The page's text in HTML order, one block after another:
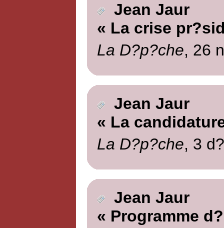
Jean Jaur
« La crise
La D?p?che, 26
Jean Jaur
« La
La D?p?che, 3
Jean Jaur
« Programme